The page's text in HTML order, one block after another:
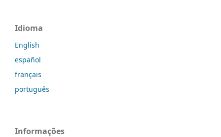
Idioma
English
español
français
português
Informações